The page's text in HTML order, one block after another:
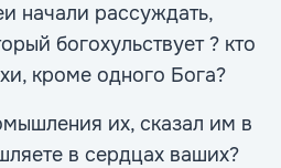
начали рассуждать,
богохульствует ? кто
кроме одного Бога?
их, сказал им в
в сердцах ваших?